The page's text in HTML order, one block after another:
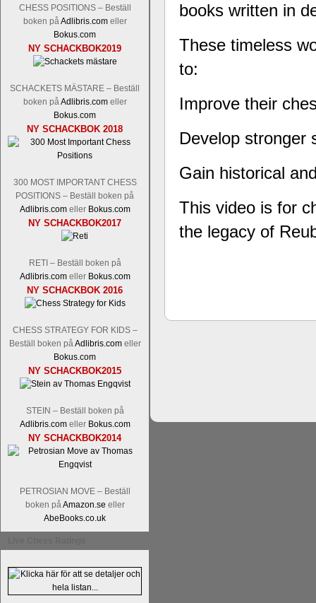
CHESS POSITIONS – Beställ
boken på Adlibris.comeller
Bokus.com
NY SCHACKBOK2019
SCHACKETS MÄSTARE – Beställ
boken på Adlibris.comeller
Bokus.com
NY SCHACKBOK 2018
300 MOST IMPORTANT CHESS
POSITIONS – Beställ boken på
Adlibris.comeller Bokus.com
NY SCHACKBOK2017
RETI – Beställ boken på
Adlibris.comeller Bokus.com
NY SCHACKBOK 2016
CHESS STRATEGY FOR KIDS –
Beställ boken på Adlibris.comeller
Bokus.com
NY SCHACKBOK2015
STEIN – Beställ boken på
Adlibris.comeller Bokus.com
NY SCHACKBOK2014
PETROSIAN MOVE – Beställ
boken på Amazon.se eller
AbeBooks.co.uk
ronden:
GM Jonny Hector- GM
Hillarp Persson, GM Pia Cramling-
och öppen så vem helst kan ta
kämpar om Sverigemästartiteln.
status, och Tikkanen är säkert mätt
Tom Rydström-GM Thomas Ernst.
betänketiden så schack bör
books written in
These timeless
to:
Improve their
Develop stronger
Gain historical
This video is for
the legacy of